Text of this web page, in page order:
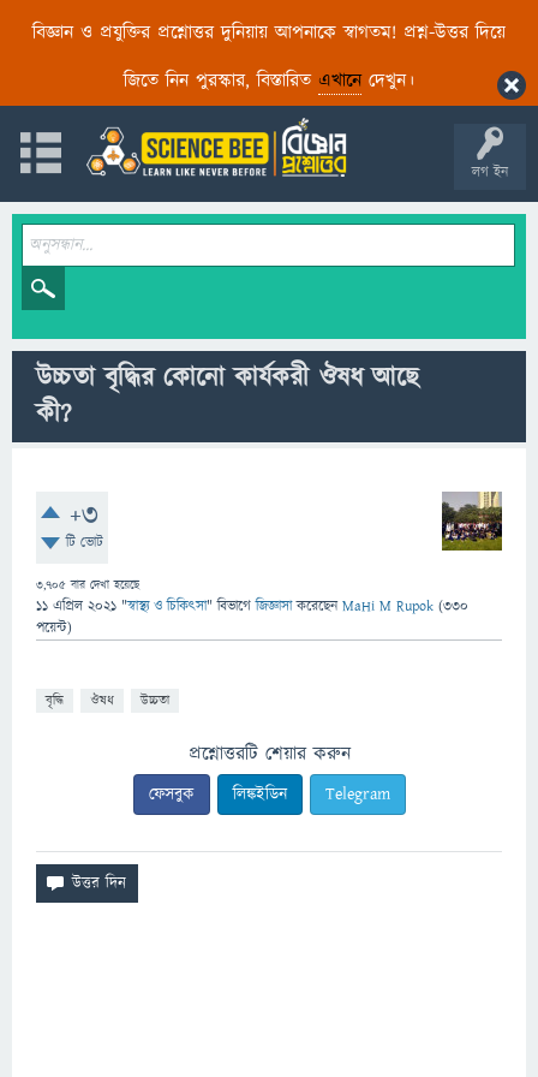
বিজ্ঞান ও প্রযুক্তির প্রশ্নোত্তর দুনিয়ায় আপনাকে স্বাগতম! প্রশ্ন-উত্তর দিয়ে
জিতে নিন পুরস্কার, বিস্তারিত এখানেদেখুন।
লগ ইন
উচ্চতা বৃদ্ধির কোনো কার্যকরী ঔষধ আছে
কী?
+3
টি ভোট
3,705 বার দেখা হয়েছে
11 এপ্রিল 2021 "স্বাস্থ্য ও চিকিৎসা" বিভাগে জিজ্ঞাসাকরেছেনMaHi M Rupok (330
পয়েন্ট)
বৃদ্ধি ঔষধ উচ্চতা
প্রশ্নোত্তরটি শেয়ার করুন
ফেসবুক লিঙ্কইডিন Telegram